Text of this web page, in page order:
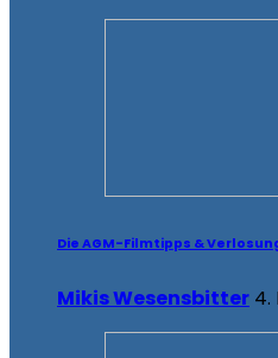
Die AGM-Filmtipps &
Mikis Wesensbitter 4.